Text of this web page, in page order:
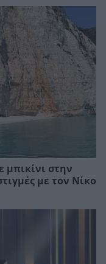
μπικίνι στην
με τον Νίκο